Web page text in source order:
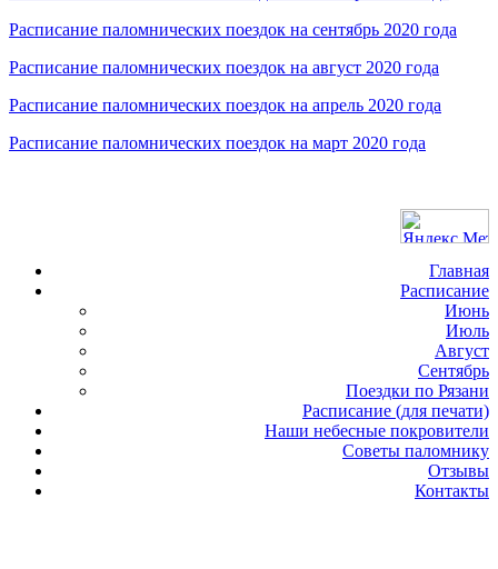
Расписание паломнических поездок на сентябрь 2020 года
Расписание паломнических поездок на август 2020 года
Расписание паломнических поездок на апрель 2020 года
Расписание паломнических поездок на март 2020 года
Главная
Расписание
Июнь
Июль
Август
Сентябрь
Поездки по Рязани
Расписание (для печати)
Наши небесные покровители
Советы паломнику
Отзывы
Контакты